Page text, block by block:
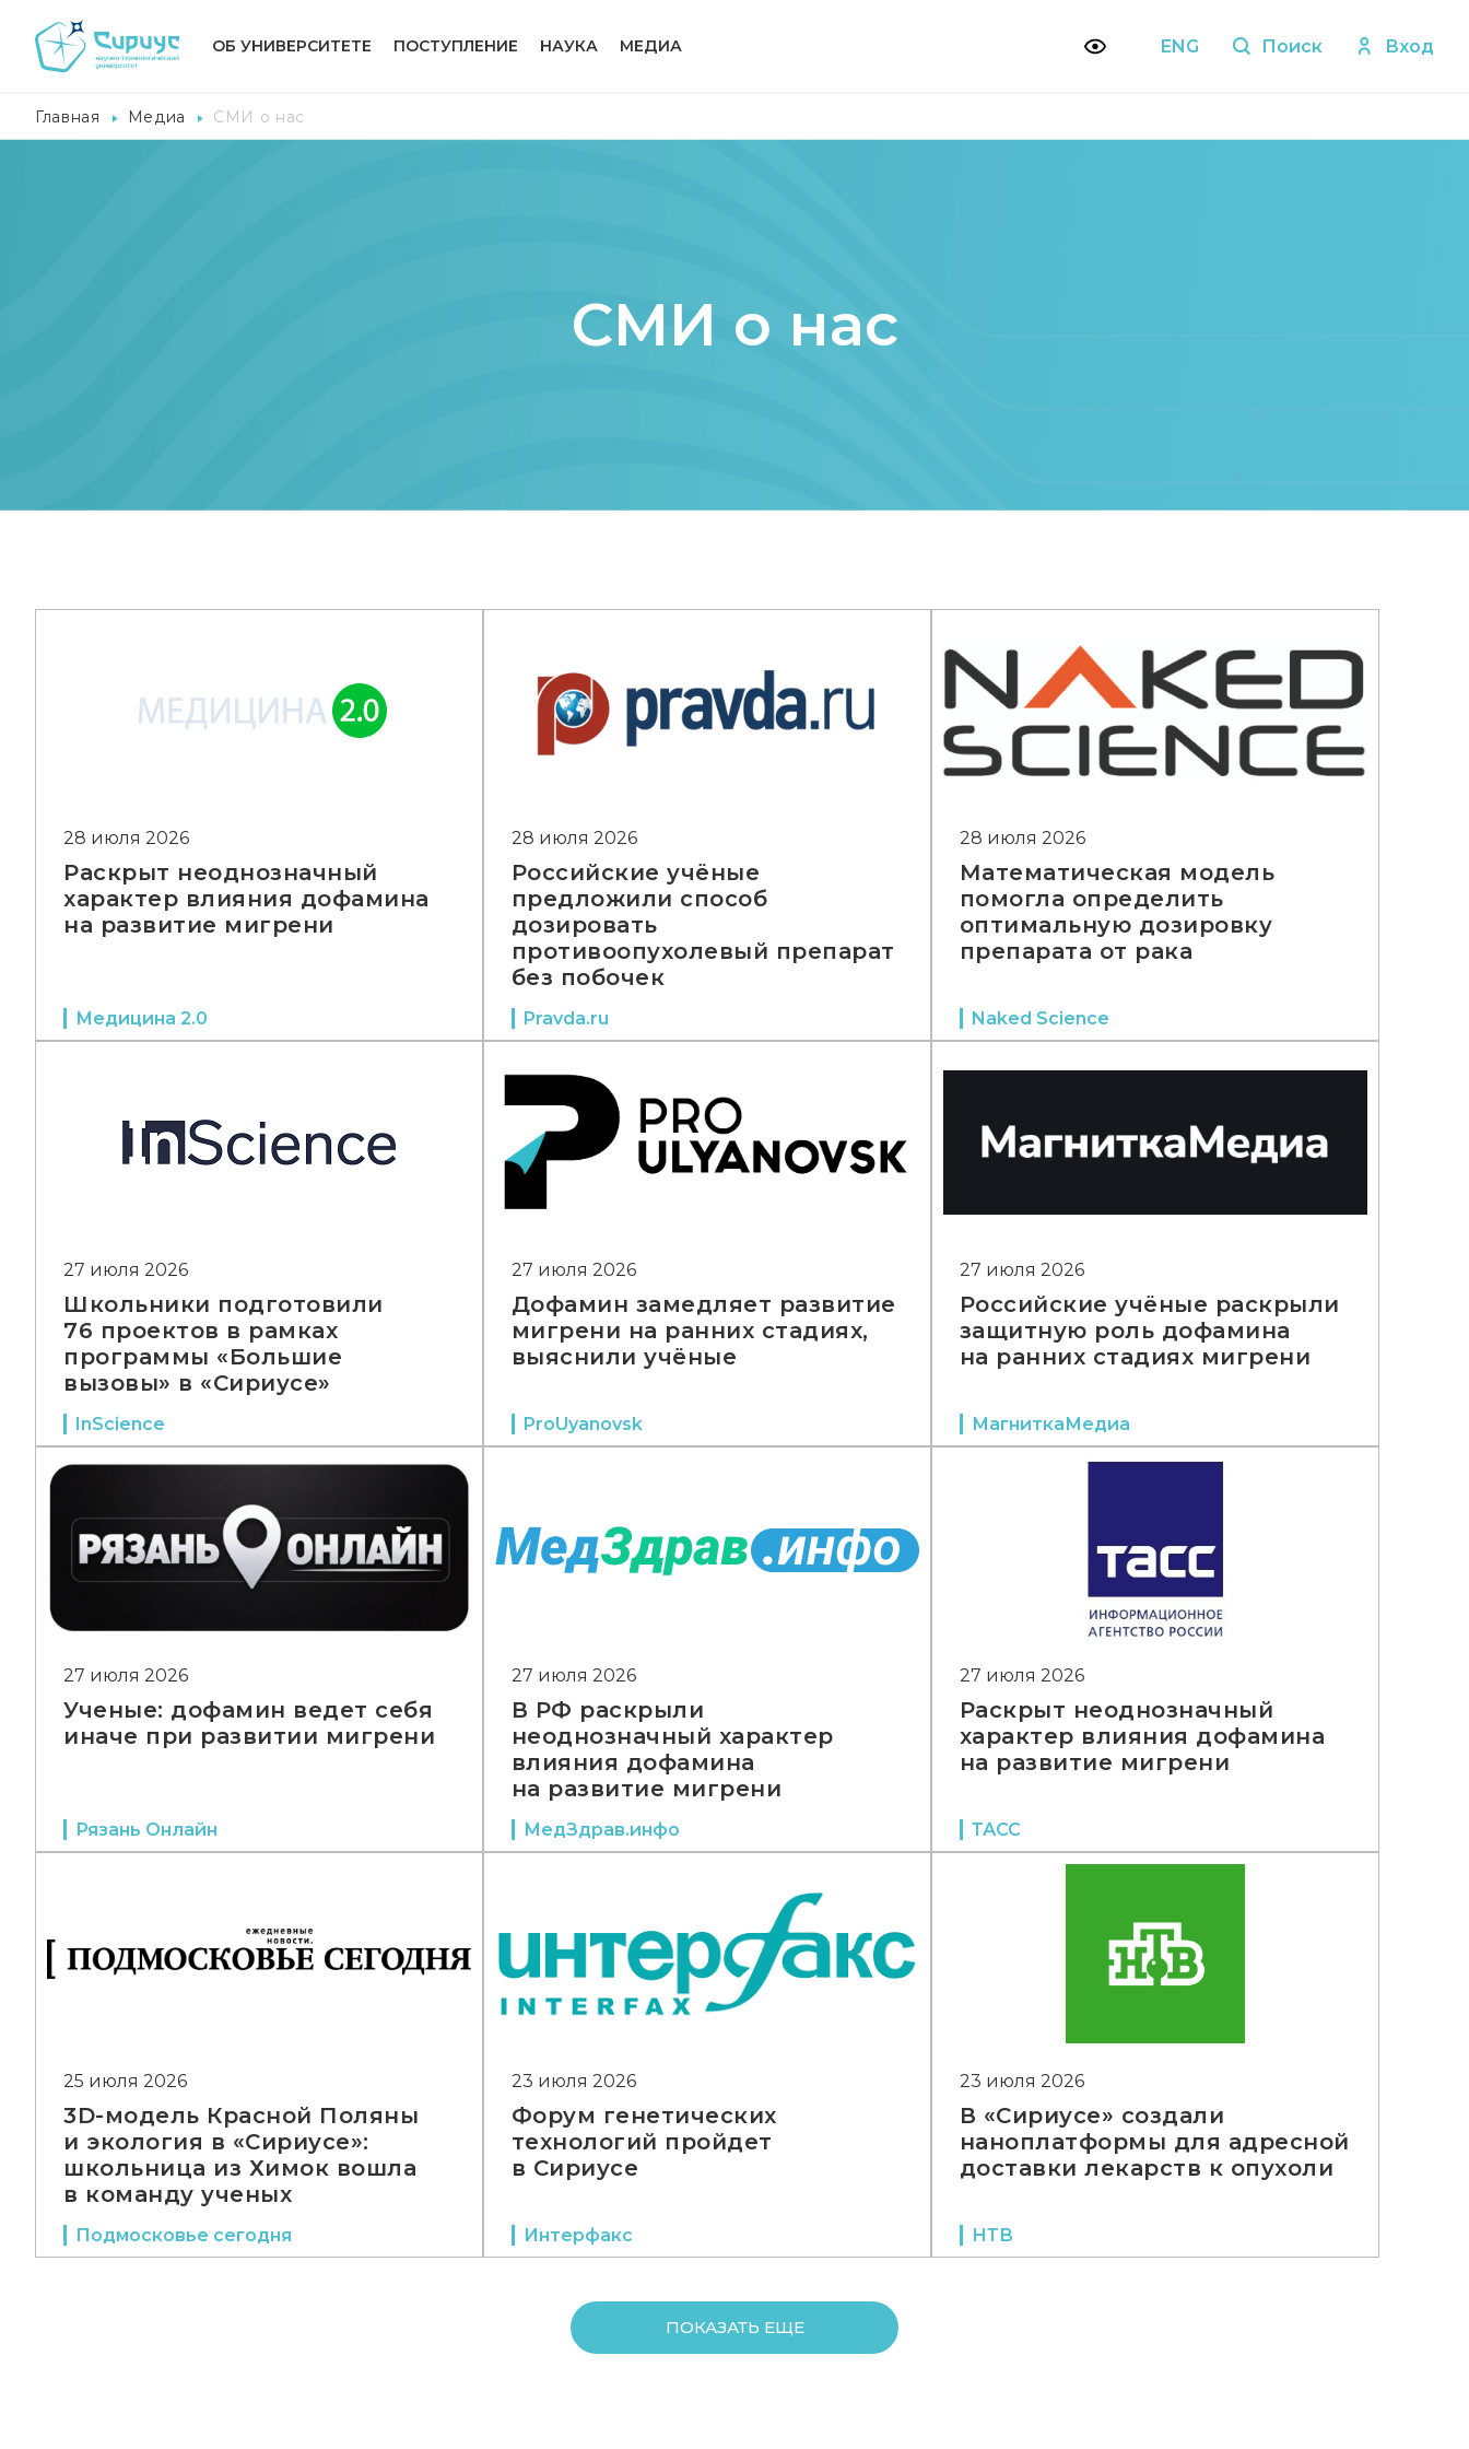
ОБ УНИВЕРСИТЕТЕ ПОСТУПЛЕНИЕ НАУКА МЕДИА ENG Поиск Вход
Главная Медиа СМИ о нас
СМИ о нас
28 июля 2026
Раскрыт неоднозначный
характер влияния дофамина
на развитие мигрени
Медицина 2.0
28 июля 2026
Российские учёные
предложили способ
дозировать
противоопухолевый препарат
без побочек
Pravda.ru
28 июля 2026
Математическая модель
помогла определить
оптимальную дозировку
препарата от рака
Naked Science
27 июля 2026
Школьники подготовили
76 проектов в рамках
программы «Большие
вызовы» в «Сириусе»
InScience
27 июля 2026
Дофамин замедляет развитие
мигрени на ранних стадиях,
выяснили учёные
ProUyanovsk
27 июля 2026
Российские учёные раскрыли
защитную роль дофамина
на ранних стадиях мигрени
МагниткаМедиа
27 июля 2026
Ученые: дофамин ведет себя
иначе при развитии мигрени
Рязань Онлайн
27 июля 2026
В РФ раскрыли
неоднозначный характер
влияния дофамина
на развитие мигрени
МедЗдрав.инфо
27 июля 2026
Раскрыт неоднозначный
характер влияния дофамина
на развитие мигрени
ТАСС
25 июля 2026
3D-модель Красной Поляны
и экология в «Сириусе»:
школьница из Химок вошла
в команду ученых
Подмосковье сегодня
23 июля 2026
Форум генетических
технологий пройдет
в Сириусе
Интерфакс
23 июля 2026
В «Сириусе» создали
наноплатформы для адресной
доставки лекарств к опухоли
НТВ
ПОКАЗАТЬ ЕЩЕ